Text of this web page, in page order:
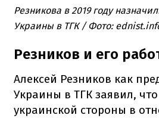
Резникова в 2019 году
Украины в ТГК / Фото:
Резников и его
Алексей Резников как
Украины в ТГК заявил,
украинской стороны в